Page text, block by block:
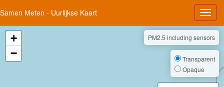
Samen Meten - Uurlijkse Kaart
+
−
PM2.5 including sensors
Transparent
Opaque